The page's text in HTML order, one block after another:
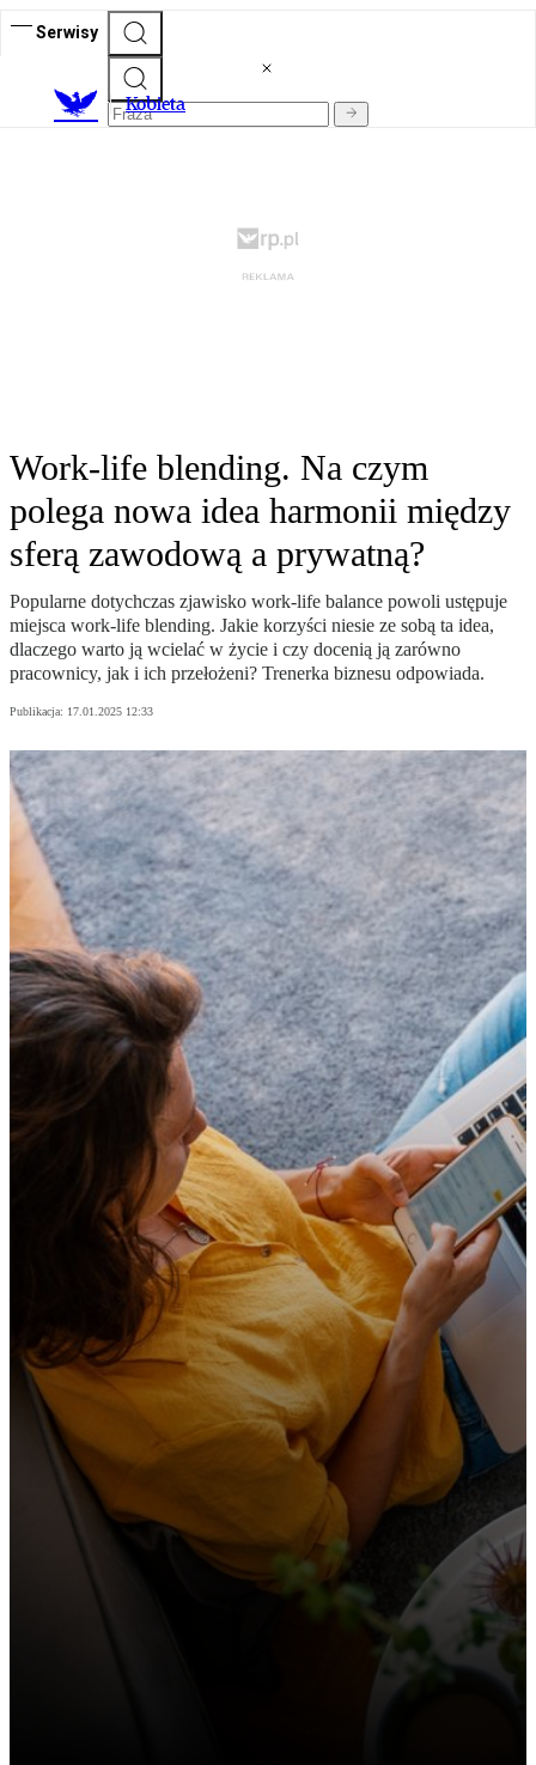
Serwisy
Kobieta
Work-life blending. Na czym
polega nowa idea harmonii między
sferą zawodową a prywatną?
Popularne dotychczas zjawisko work-life balance powoli ustępuje
miejsca work-life blending. Jakie korzyści niesie ze sobą ta idea,
dlaczego warto ją wcielać w życie i czy docenią ją zarówno
pracownicy, jak i ich przełożeni? Trenerka biznesu odpowiada.
Publikacja: 17.01.2025 12:33